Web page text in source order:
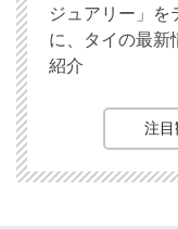
ジュアリー」を
に、タイの最新
紹介
注目